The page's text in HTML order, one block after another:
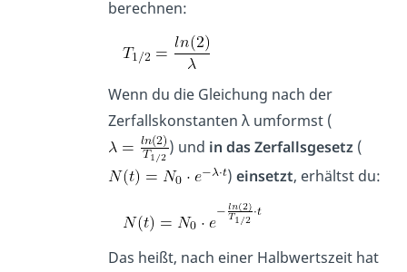
berechnen:
Wenn du die Gleichung nach der
Zerfallskonstanten λ umformst (
) und in das Zerfallsgesetz (
)einsetzt, erhältst du:
Das heißt, nach einer Halbwertszeit hat